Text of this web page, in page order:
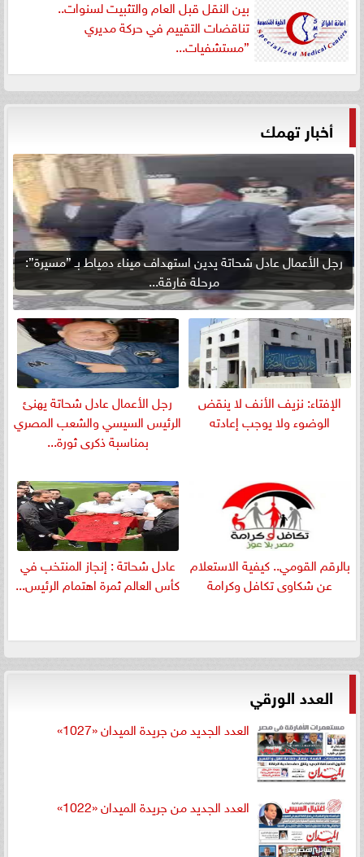
بين النقل قبل العام والتثبيت لسنوات..
تناقضات التقييم في حركة مديري
”مستشفيات...
أخبار تهمك
رجل الأعمال عادل شحاتة يدين استهداف ميناء دمياط بـ ”مسيرة”:
مرحلة فارقة...
الإفتاء: نزيف الأنف لا ينقض
الوضوء ولا يوجب إعادته
رجل الأعمال عادل شحاتة يهنئ
الرئيس السيسي والشعب المصري
بمناسبة ذكرى ثورة...
بالرقم القومي.. كيفية الاستعلام
عن شكاوى تكافل وكرامة
عادل شحاتة : إنجاز المنتخب في
كأس العالم ثمرة اهتمام الرئيس...
العدد الورقي
العدد الجديد من جريدة الميدان «1027»
العدد الجديد من جريدة الميدان «1022»